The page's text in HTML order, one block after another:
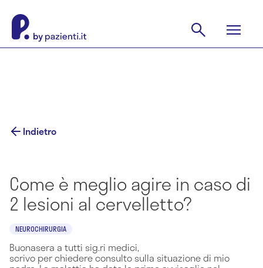
Indietro
Come è meglio agire in caso di
2 lesioni al cervelletto?
NEUROCHIRURGIA
Buonasera a tutti sig.ri medici,
scrivo per chiedere consulto sulla situazione di mio